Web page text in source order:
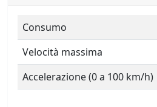
Consumo
Velocità massima
Accelerazione (0 a 100 km/h)